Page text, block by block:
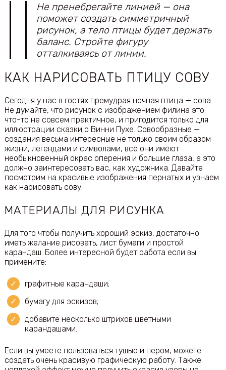
Не пренебрегайте линией — она
поможет создать симметричный
рисунок, а тело птицы будет держать
баланс. Стройте фигуру
отталкиваясь от линии.
КАК НАРИСОВАТЬ ПТИЦУ СОВУ
Сегодня у нас в гостях премудрая ночная птица — сова.
Не думайте, что рисунок с изображением филина это
что-то не совсем практичное, и пригодится только для
иллюстрации сказки о Винни Пухе. Совообразные —
создания весьма интересные не только своим образом
жизни, легендами и символами, все они имеют
необыкновенный окрас оперения и большие глаза, а это
должно заинтересовать вас, как художника. Давайте
посмотрим на красивые изображения пернатых и узнаем
как нарисовать сову.
МАТЕРИАЛЫ ДЛЯ РИСУНКА
Для того чтобы получить хороший эскиз, достаточно
иметь желание рисовать, лист бумаги и простой
карандаш. Более интересной будет работа если вы
примените:
графитные карандаши;
бумагу для эскизов;
добавите несколько штрихов цветными
карандашами.
Если вы умеете пользоваться тушью и пером, можете
создать очень красивую графическую работу. Также